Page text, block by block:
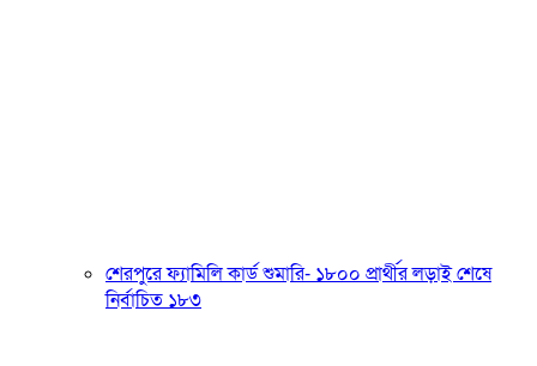
শেরপুরে ফ্যামিলি কার্ড শুমারি- ১৮০০ প্রার্থীর লড়াই শেষে
নির্বাচিত ১৮৩